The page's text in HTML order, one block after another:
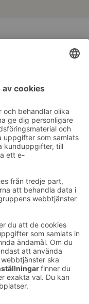
- lör 17.00 till
och certifikat